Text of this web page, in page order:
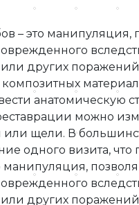
– это
других
анатомическую
можно
или щели. В
одного визита, что
манипуляция,
других